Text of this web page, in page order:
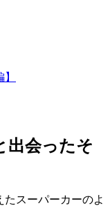
出会ったそ
スーパーカーのよ